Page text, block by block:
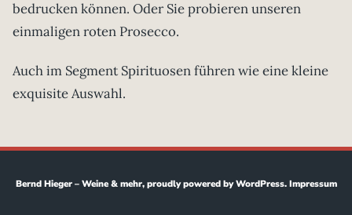
bedrucken können. Oder Sie probieren unseren
einmaligen roten Prosecco.
Auch im Segment Spirituosen führen wie eine kleine
exquisite Auswahl.
Bernd Hieger – Weine & mehr, proudly powered by WordPress.Impressum